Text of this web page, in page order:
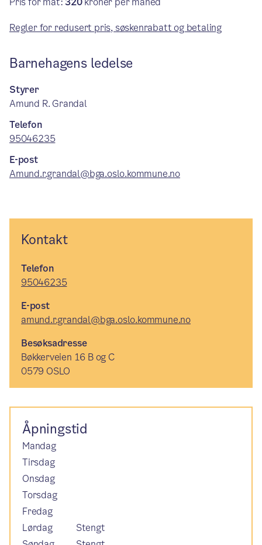
Regler for redusert pris, søskenrabatt og betaling
Barnehagens ledelse
Styrer
Amund R. Grandal
Telefon
95046235
E-post
Amund.r.grandal@bga.oslo.kommune.no
Kontakt
Telefon
95046235
E-post
amund.r.grandal@bga.oslo.kommune.no
Besøksadresse
Bøkkerveien 16 B og C
0579 OSLO
Åpningstid
Mandag
Tirsdag
Onsdag
Torsdag
Fredag
Lørdag
Stengt